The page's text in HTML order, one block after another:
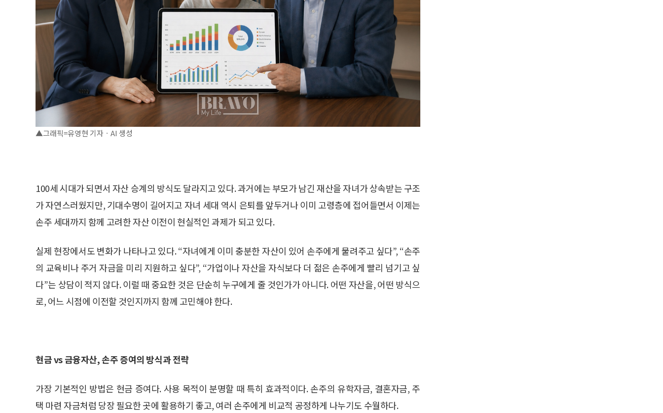
▲그래픽=유영현 기자ㆍAI 생성
100세 시대가 되면서 자산 승계의 방식도 달라지고 있다. 과거에는 부모가 남긴 재산을 자녀가 상속받는 구조
가 자연스러웠지만, 기대수명이 길어지고 자녀 세대 역시 은퇴를 앞두거나 이미 고령층에 접어들면서 이제는
손주 세대까지 함께 고려한 자산 이전이 현실적인 과제가 되고 있다.
실제 현장에서도 변화가 나타나고 있다. “자녀에게 이미 충분한 자산이 있어 손주에게 물려주고 싶다”, “손주
의 교육비나 주거 자금을 미리 지원하고 싶다”, “가업이나 자산을 자식보다 더 젊은 손주에게 빨리 넘기고 싶
다”는 상담이 적지 않다. 이럴 때 중요한 것은 단순히 누구에게 줄 것인가가 아니다. 어떤 자산을, 어떤 방식으
로, 어느 시점에 이전할 것인지까지 함께 고민해야 한다.
현금 vs 금융자산, 손주 증여의 방식과 전략
가장 기본적인 방법은 현금 증여다. 사용 목적이 분명할 때 특히 효과적이다. 손주의 유학자금, 결혼자금, 주
택 마련 자금처럼 당장 필요한 곳에 활용하기 좋고, 여러 손주에게 비교적 공정하게 나누기도 수월하다.